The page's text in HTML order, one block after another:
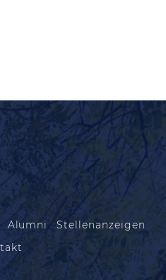
Alumni
Stellenanzeigen